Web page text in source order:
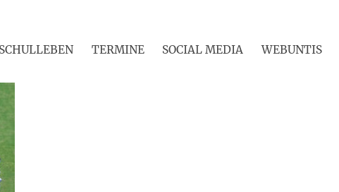
SCHULLEBEN TERMINE SOCIAL MEDIA WEBUNTIS